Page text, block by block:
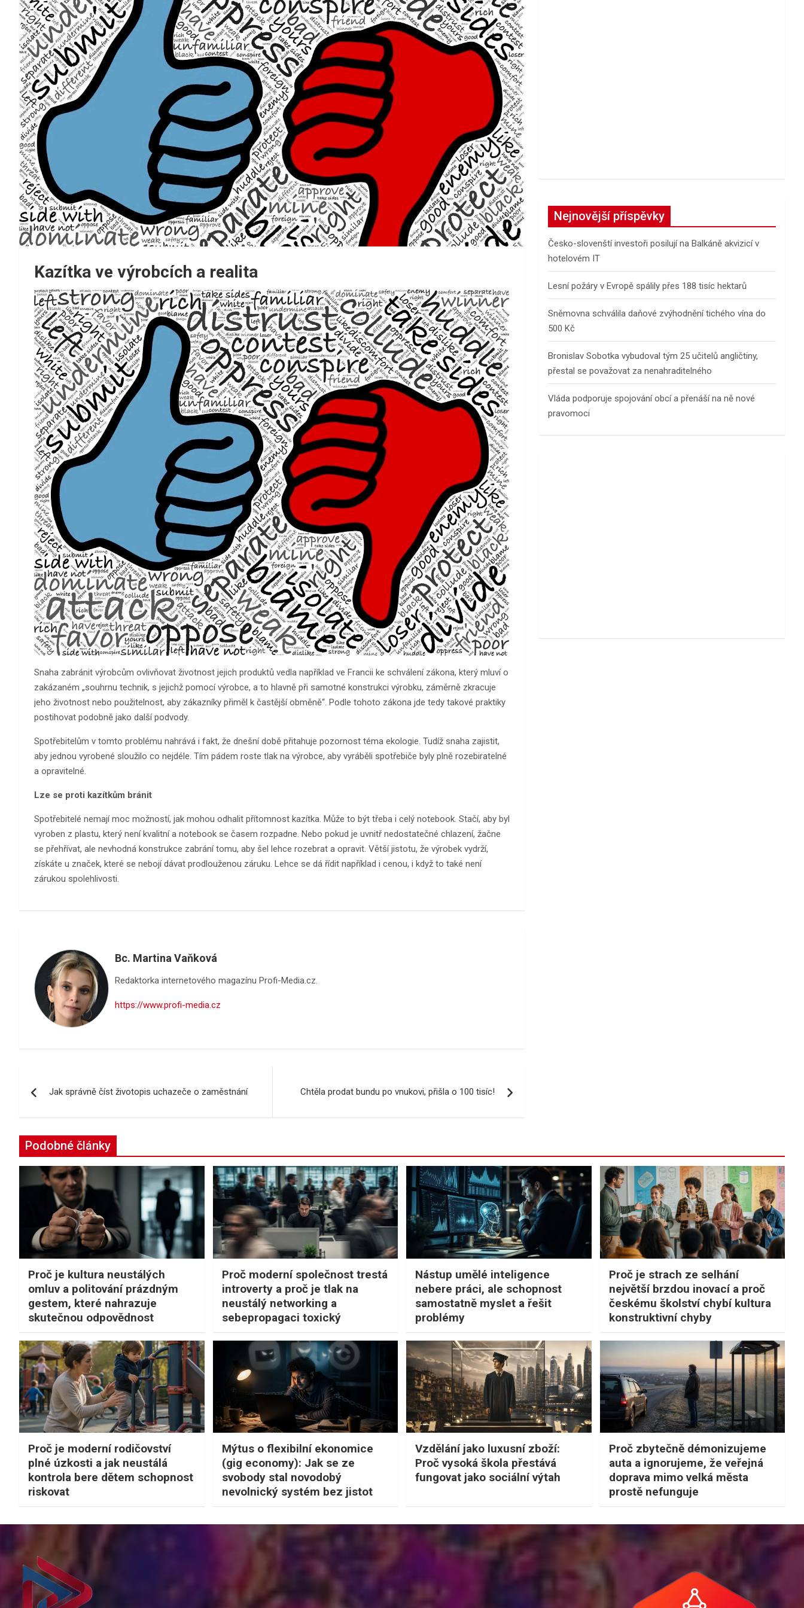
Kazítka ve výrobcích a realita
Snaha zabránit výrobcům ovlivňovat životnost jejich produktů vedla například ve Francii ke schválení zákona, který mluví o
zakázaném „souhrnu technik, s jejichž pomocí výrobce, a to hlavně při samotné konstrukci výrobku, záměrně zkracuje
jeho životnost nebo použitelnost, aby zákazníky přiměl k častější obměně“. Podle tohoto zákona jde tedy takové praktiky
postihovat podobně jako další podvody.
Spotřebitelům v tomto problému nahrává i fakt, že dnešní době přitahuje pozornost téma ekologie. Tudíž snaha zajistit,
aby jednou vyrobené sloužilo co nejdéle. Tím pádem roste tlak na výrobce, aby vyráběli spotřebiče byly plně rozebiratelné
a opravitelné.
Lze se proti kazítkům bránit
Spotřebitelé nemají moc možností, jak mohou odhalit přítomnost kazítka. Může to být třeba i celý notebook. Stačí, aby byl
vyroben z plastu, který není kvalitní a notebook se časem rozpadne. Nebo pokud je uvnitř nedostatečné chlazení, žačne
se přehřívat, ale nevhodná konstrukce zabrání tomu, aby šel lehce rozebrat a opravit. Větší jistotu, že výrobek vydrží,
získáte u značek, které se nebojí dávat prodlouženou záruku. Lehce se dá řídit například i cenou, i když to také není
zárukou spolehlivosti.
Bc. Martina Vaňková
Redaktorka internetového magazínu Profi-Media.cz.
https://www.profi-media.cz
pro
Jak správně číst životopis uchazeče o zaměstnání Chtěla prodat bundu po vnukovi, přišla o 100 tisíc!
Nejnovější příspěvky
Česko-slovenští investoři posilují na Balkáně akvizicí v
hotelovém IT
Lesní požáry v Evropě spálily přes 188 tisíc hektarů
Sněmovna schválila daňové zvýhodnění tichého vína do
500 Kč
Bronislav Sobotka vybudoval tým 25 učitelů angličtiny,
přestal se považovat za nenahraditelného
Vláda podporuje spojování obcí a přenáší na ně nové
pravomoci
Podobné články
Proč je kultura neustálých
omluv a politování prázdným
gestem, které nahrazuje
skutečnou odpovědnost
Proč moderní společnost trestá
introverty a proč je tlak na
neustálý networking a
sebepropagaci toxický
Nástup umělé inteligence
nebere práci, ale schopnost
samostatně myslet a řešit
problémy
Proč je strach ze selhání
největší brzdou inovací a proč
českému školství chybí kultura
konstruktivní chyby
Proč je moderní rodičovství
plné úzkosti a jak neustálá
kontrola bere dětem schopnost
riskovat
Mýtus o flexibilní ekonomice
(gig economy): Jak se ze
svobody stal novodobý
nevolnický systém bez jistot
Vzdělání jako luxusní zboží:
Proč vysoká škola přestává
fungovat jako sociální výtah
Proč zbytečně démonizujeme
auta a ignorujeme, že veřejná
doprava mimo velká města
prostě nefunguje